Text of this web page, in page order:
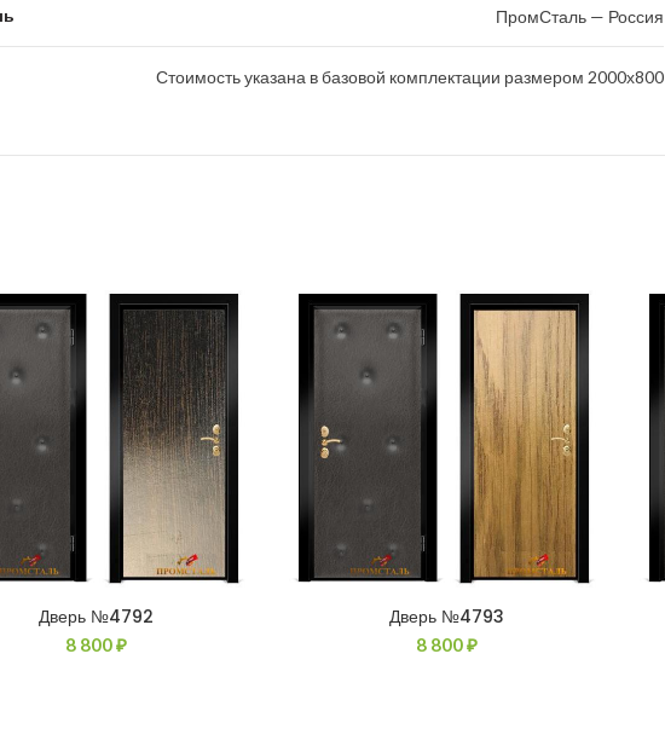
ПромСталь — Россия
Стоимость указана в базовой комплектации размером 2000х800
Дверь №4792
8 800₽
Дверь №4793
8 800₽